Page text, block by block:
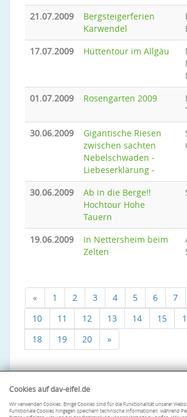
21.07.2009
Bergsteigerferien
Karwendel
17.07.2009 Hüttentour im Allgäu
01.07.2009 Rosengarten 2009
30.06.2009
Gigantische Riesen
zwischen sachten
Nebelschwaden -
Liebeserklärung -
30.06.2009
Ab in die Berge!!
Hochtour Hohe
Tauern
19.06.2009
In Nettersheim beim
Zelten
« 1 2 3 4 5 6 7
10
11 12 13 14 15
18
19 20 »
Cookies auf dav-eifel.de
Wir verwenden Cookies. Einige Cookies sind für die Funktionalität unserer
Funktionale Cookies hingegen speichern technische Informationen, während